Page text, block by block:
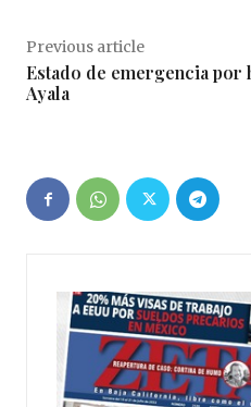
Previous article
Estado de emergencia por
Ayala